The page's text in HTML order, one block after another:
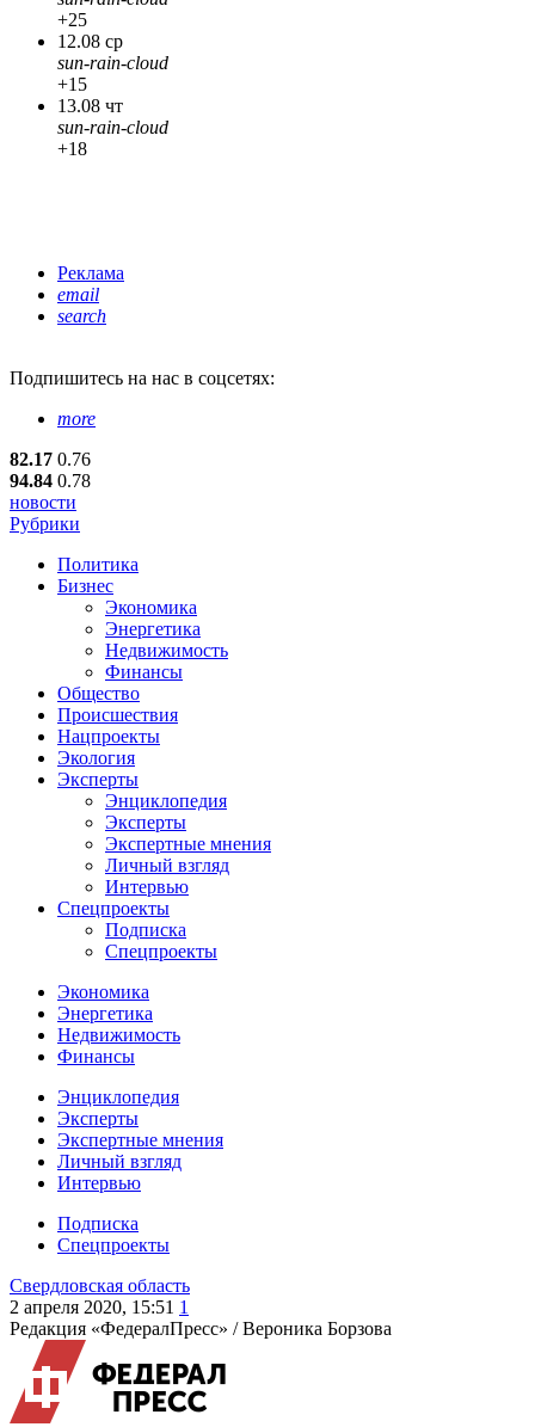
+25
12.08 ср
sun-rain-cloud
+15
13.08 чт
sun-rain-cloud
+18
Реклама
email
search
Подпишитесь на нас в соцсетях:
more
82.17 0.76
94.84 0.78
новости
Рубрики
Политика
Бизнес
Экономика
Энергетика
Недвижимость
Финансы
Общество
Происшествия
Нацпроекты
Экология
Эксперты
Энциклопедия
Эксперты
Экспертные мнения
Личный взгляд
Интервью
Спецпроекты
Подписка
Спецпроекты
Экономика
Энергетика
Недвижимость
Финансы
Энциклопедия
Эксперты
Экспертные мнения
Личный взгляд
Интервью
Подписка
Спецпроекты
Свердловская область
2 апреля 2020, 15:51 1
Редакция «ФедералПресс» /Вероника Борзова